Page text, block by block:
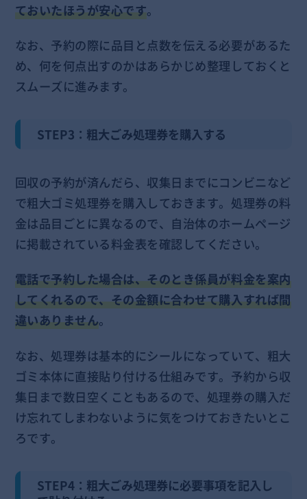
ておいたほうが安心です。
なお、予約の際に品目と点数を伝える必要があるた
め、何を何点出すのかはあらかじめ整理しておくと
スムーズに進みます。
STEP3：粗大ごみ処理券を購入する
回収の予約が済んだら、収集日までにコンビニなど
で粗大ゴミ処理券を購入しておきます。処理券の料
金は品目ごとに異なるので、自治体のホームページ
に掲載されている料金表を確認してください。
電話で予約した場合は、そのとき係員が料金を案内
してくれるので、その金額に合わせて購入すれば間
違いありません。
なお、処理券は基本的にシールになっていて、粗大
ゴミ本体に直接貼り付ける仕組みです。予約から収
集日まで数日空くこともあるので、処理券の購入だ
け忘れてしまわないように気をつけておきたいとこ
ろです。
STEP4：粗大ごみ処理券に必要事項を記入し